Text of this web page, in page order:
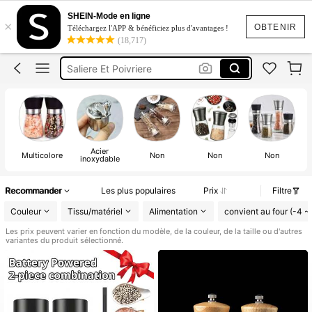
OBTENIR
×
SHEIN-Mode en ligne
Téléchargez l'APP & bénéficiez plus d'avantages !
(18,717)
Moulin A Poivre
Moulin Sel Et Poivre
Moulin à Poivre
Saliere Et Poivriere
Moulin A Poivre
Moulin Sel Et Poivre
Multicolore Acier
inoxydable Non Non Non
Recommander Les plus populaires Prix
Filtre
Couleur
Tissu/matériel Alimentation convient au four (-4 ~
Les prix peuvent varier en fonction du modèle, de la couleur, de la taille ou d'autres
variantes du produit sélectionné.